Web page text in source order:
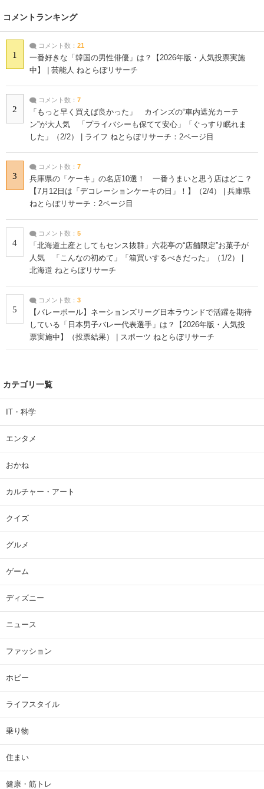
コメントランキング
1
コメント数： 21
一番好きな「韓国の男性俳優」は？【2026年版・人気投票実施
中】 | 芸能人 ねとらぼリサーチ
2
コメント数： 7
「もっと早く買えば良かった」 カインズの“車内遮光カーテ
ン”が大人気 「プライバシーも保てて安心」「ぐっすり眠れま
した」（2/2） | ライフ ねとらぼリサーチ：2ページ目
3
コメント数： 7
兵庫県の「ケーキ」の名店10選！ 一番うまいと思う店はどこ？
【7月12日は「デコレーションケーキの日」！】（2/4） | 兵庫県
ねとらぼリサーチ：2ページ目
4
コメント数： 5
「北海道土産としてもセンス抜群」六花亭の“店舗限定”お菓子が
人気 「こんなの初めて」「箱買いするべきだった」（1/2） |
北海道 ねとらぼリサーチ
5
コメント数： 3
【バレーボール】ネーションズリーグ日本ラウンドで活躍を期待
している「日本男子バレー代表選手」は？【2026年版・人気投
票実施中】（投票結果） | スポーツ ねとらぼリサーチ
カテゴリ一覧
IT・科学
エンタメ
おかね
カルチャー・アート
クイズ
グルメ
ゲーム
ディズニー
ニュース
ファッション
ホビー
ライフスタイル
乗り物
住まい
健康・筋トレ